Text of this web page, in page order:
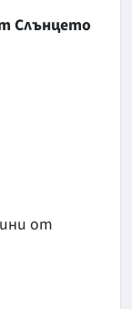
Слънцето
от